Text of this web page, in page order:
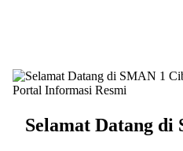
Portal Informasi Resmi
Selamat Datang di